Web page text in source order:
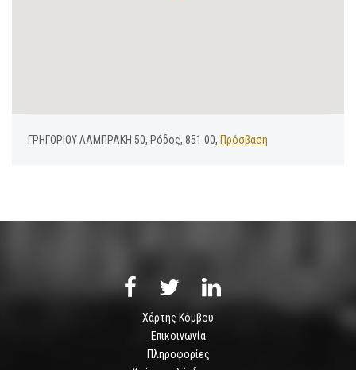
ΓΡΗΓΟΡΙΟΥ ΛΑΜΠΡΑΚΗ 50, Ρόδος, 851 00, Πρόσβαση
Χάρτης Κόμβου
Επικοινωνία
Πληροφορίες